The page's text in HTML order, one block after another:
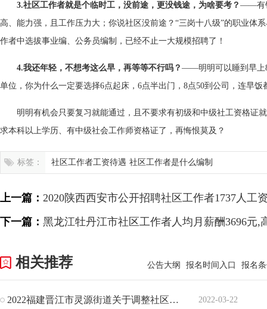
3.社区工作者就是个临时工，没前途，更没钱途，为啥要考？ ——有
高、能力强，且工作压力大；你说社区没前途？“三岗十八级”的职业体
作者中选拔事业编、公务员编制，已经不止一大规模招聘了！
4.我还年轻，不想考这么早，再等等不行吗？ ——明明可以睡到早上
单位，你为什么一定要选择6点起床，6点半出门，8点50到公司，连早饭
明明有机会只要复习就能通过，且不要求有初级和中级社工资格证
求本科以上学历、有中级社会工作师资格证了，再悔恨莫及？
标签： 社区工作者工资待遇 社区工作者是什么编制
上一篇： 2020陕西西安市公开招聘社区工作者1737人工
下一篇： 黑龙江牡丹江市社区工作者人均月薪酬3696元,
相关推荐 公告大纲 报名时间入口 报名
2022福建晋江市灵源街道关于调整社区工作者薪酬制度通知 2022-03-22